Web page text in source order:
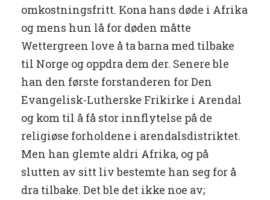
omkostningsfritt. Kona hans døde i Afrika
og mens hun lå for døden måtte
Wettergreen love å ta barna med tilbake
til Norge og oppdra dem der. Senere ble
han den første forstanderen for Den
Evangelisk-Lutherske Frikirke i Arendal
og kom til å få stor innflytelse på de
religiøse forholdene i arendalsdistriktet.
Men han glemte aldri Afrika, og på
slutten av sitt liv bestemte han seg for å
dra tilbake. Det ble det ikke noe av;